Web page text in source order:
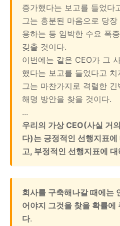
증가했다는 보고를 들었다
그는 흥분된 마음으로 당
용하는 등 임박한 수요 폭
갖출 것이다.
이번에는 같은 CEO가 그
했다는 보고를 들었다고 치
그는 마찬가지로 격렬한
해명 방안을 찾을 것이다.
...
우리의 가상 CEO(사실 거
다)는 긍정적인 선행지표
고, 부정적인 선행지표에
회사를 구축해나갈 때에는
어야지 그것을 찾을 확률에
다.